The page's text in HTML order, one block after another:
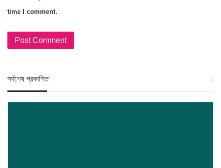
time I comment.
স‍র্বশেষ প্রকাশিত